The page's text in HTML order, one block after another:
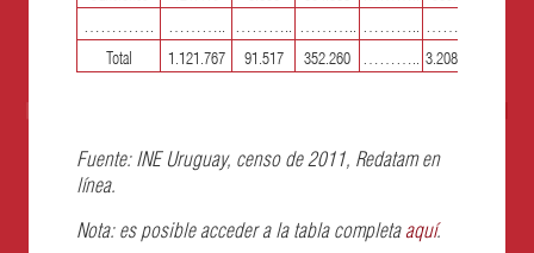
Total 1.121.767 91.517 352.260 3.208.874
Fuente: INE Uruguay, censo de 2011, Redatam en
línea.
Nota: es posible acceder a la tabla completa aquí.